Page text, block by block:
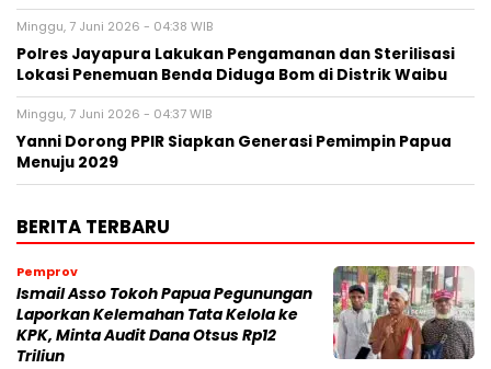
Minggu, 7 Juni 2026 - 04:38 WIB
Polres Jayapura Lakukan Pengamanan dan Sterilisasi
Lokasi Penemuan Benda Diduga Bom di Distrik Waibu
Minggu, 7 Juni 2026 - 04:37 WIB
Yanni Dorong PPIR Siapkan Generasi Pemimpin Papua
Menuju 2029
BERITA TERBARU
Pemprov
Ismail Asso Tokoh Papua Pegunungan
Laporkan Kelemahan Tata Kelola ke
KPK, Minta Audit Dana Otsus Rp12
Triliun